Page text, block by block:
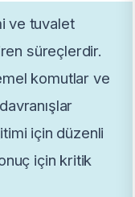
ve tuvalet
süreçlerdir.
komutlar ve
için düzenli
için kritik